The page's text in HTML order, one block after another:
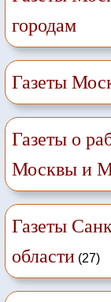
городам
Газеты
Газеты о
Москвы и
Газеты
области(27)